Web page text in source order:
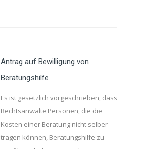
Antrag auf Bewilligung von
Beratungshilfe
Es ist gesetzlich vorgeschrieben, dass
Rechtsanwälte Personen, die die
Kosten einer Beratung nicht selber
tragen können, Beratungshilfe zu